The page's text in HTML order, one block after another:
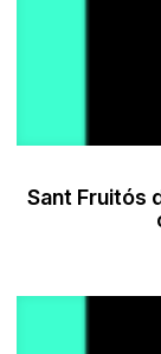
Sant Fruitós